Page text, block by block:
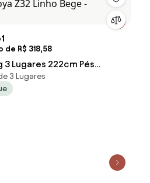
de R$ 318,58
3 Lugares 222cm Pés
Z32 Linho Bege -
3 Lugares